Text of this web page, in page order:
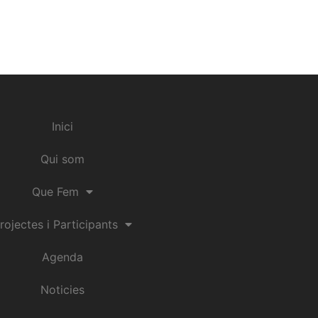
Inici
Qui som
Que Fem
i Participants
Agenda
Noticies